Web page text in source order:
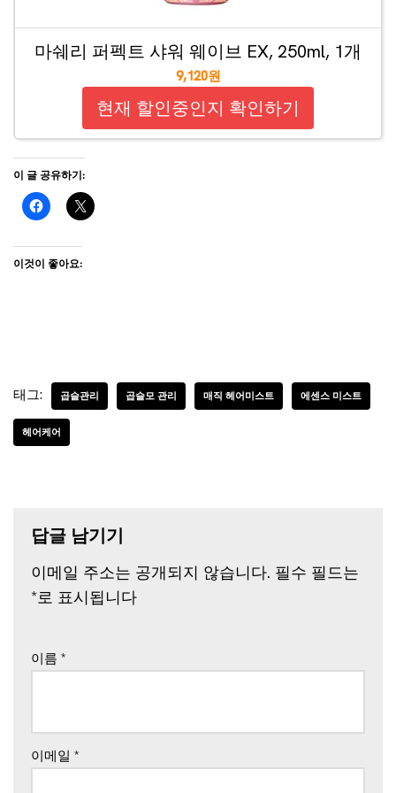
마쉐리 퍼펙트 샤워 웨이브 EX, 250ml, 1개
9,120원
현재 할인중인지 확인하기
이 글 공유하기:
이것이 좋아요:
태그: 곱슬관리 곱슬모 관리 매직 헤어미스트 에센스 미스트
헤어케어
답글 남기기
이메일 주소는 공개되지 않습니다. 필수 필드는
*로 표시됩니다
이름 *
이메일 *